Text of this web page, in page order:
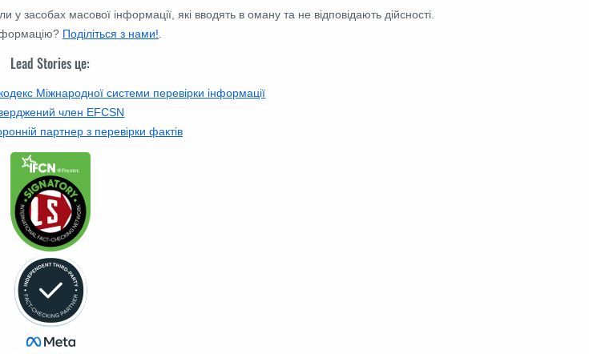
засобах масової інформації, які вводять в оману та не відповідають дійсності.
Поділіться з нами!
Lead Stories це:
Міжнародної системи перевірки інформації
член EFCSN
партнер з перевірки фактів